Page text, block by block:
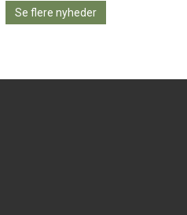
Se flere nyheder